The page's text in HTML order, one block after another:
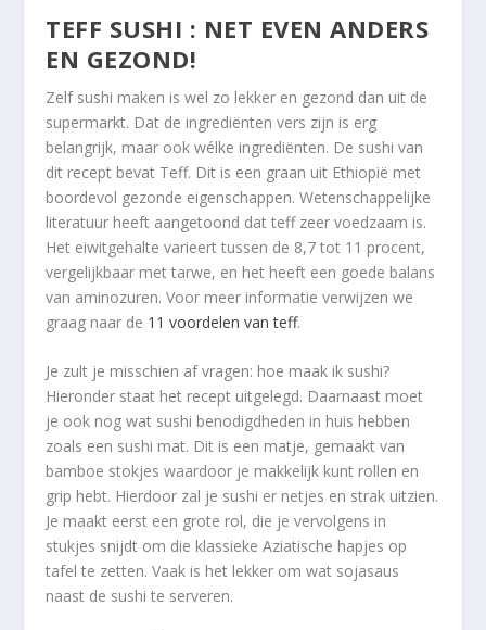
TEFF SUSHI : NET EVEN ANDERS
EN GEZOND!
Zelf sushi maken is wel zo lekker en gezond dan uit de
supermarkt. Dat de ingrediënten vers zijn is erg
belangrijk, maar ook wélke ingrediënten. De sushi van
dit recept bevat Teff. Dit is een graan uit Ethiopië met
boordevol gezonde eigenschappen. Wetenschappelijke
literatuur heeft aangetoond dat teff zeer voedzaam is.
Het eiwitgehalte varieert tussen de 8,7 tot 11 procent,
vergelijkbaar met tarwe, en het heeft een goede balans
van aminozuren. Voor meer informatie verwijzen we
graag naar de 11 voordelen van teff.
Je zult je misschien af vragen: hoe maak ik sushi?
Hieronder staat het recept uitgelegd. Daarnaast moet
je ook nog wat sushi benodigdheden in huis hebben
zoals een sushi mat. Dit is een matje, gemaakt van
bamboe stokjes waardoor je makkelijk kunt rollen en
grip hebt. Hierdoor zal je sushi er netjes en strak uitzien.
Je maakt eerst een grote rol, die je vervolgens in
stukjes snijdt om die klassieke Aziatische hapjes op
tafel te zetten. Vaak is het lekker om wat sojasaus
naast de sushi te serveren.